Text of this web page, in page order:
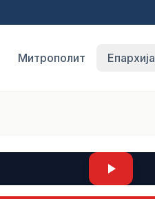
Митрополит Епархија